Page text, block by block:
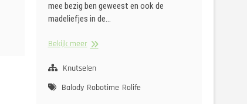
mee bezig ben geweest en ook de
madeliefjes in de…
Bekijk meerKnutsels
Februari
Knutselen
Balody Robotime Rolife